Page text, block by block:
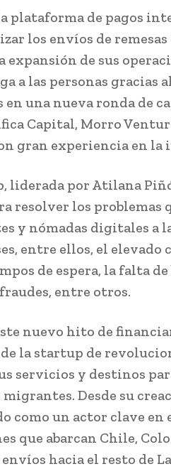
plataforma de pagos
los envíos de
expansión de sus
a las personas gracias
en una nueva ronda de
Capital, Morro
gran experiencia en la
liderada por Atilana
resolver los
y nómadas digitales a
entre ellos, el elevado
de espera, la falta
entre otros.
nuevo hito de
la startup de
servicios y destinos
Desde su
como un actor clave en
que abarcan Chile,
hacia el resto de